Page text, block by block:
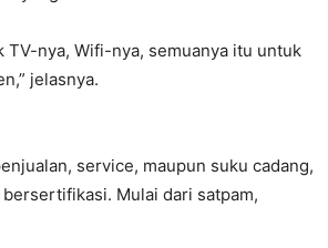
TV-nya, Wifi-nya, semuanya itu untuk
jelasnya.
service, maupun suku cadang,
Mulai dari satpam,